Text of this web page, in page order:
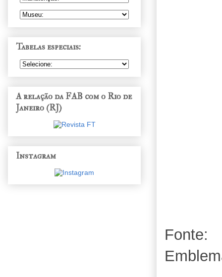
Fonte:
Tabelas especiais:
A relação da FAB com o Rio de
Janeiro (RJ)
Instagram